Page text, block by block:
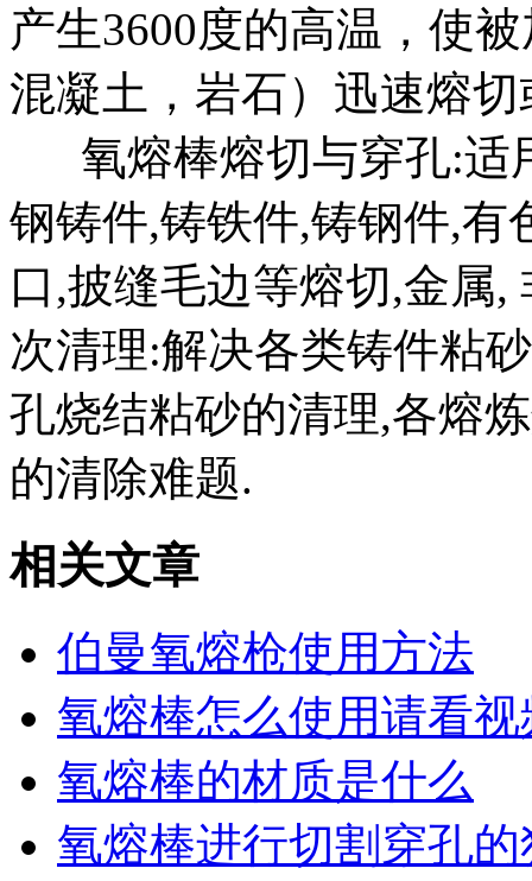
产生3600度的高温，使
混凝土，岩石）迅速熔
氧熔棒熔切与穿孔:适
钢铸件,铸铁件,铸钢件,有
口,披缝毛边等熔切,金属
次清理:解决各类铸件粘
孔烧结粘砂的清理,各熔
的清除难题.
相关文章
伯曼氧熔枪使用方法
氧熔棒怎么使用请看视
氧熔棒的材质是什么
氧熔棒进行切割穿孔